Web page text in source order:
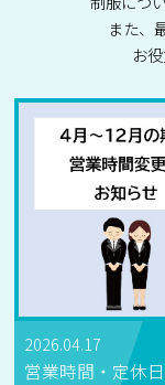
また、
お
2026.04.17
営業時間・定休